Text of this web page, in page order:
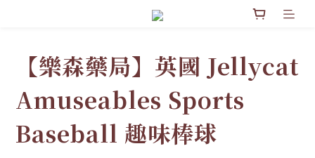
【樂森藥局】英國 Jellycat
Amuseables Sports
Baseball 趣味棒球